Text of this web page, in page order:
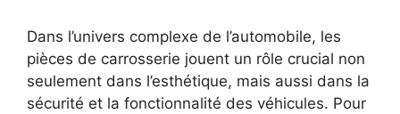
Dans l’univers complexe de l’automobile, les
pièces de carrosserie jouent un rôle crucial non
seulement dans l’esthétique, mais aussi dans la
sécurité et la fonctionnalité des véhicules. Pour